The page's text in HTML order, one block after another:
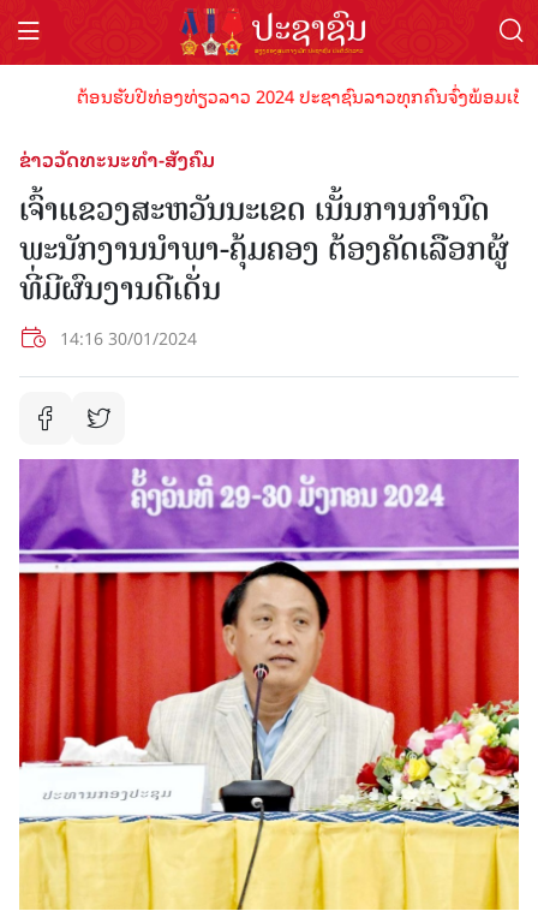
ຕ້ອນຮັບປີທ່ອງທ່ຽວລາວ 2024 ປະຊາຊົນລາວທຸກຄົນຈົ່ງພ້ອມເປັນ
ຂ່າວວັດທະນະທຳ-ສັງຄົມ
ເຈົ້າແຂວງສະຫວັນນະເຂດ ເນັ້ນການກຳນົດ
ພະນັກງານນໍາພາ-ຄຸ້ມຄອງ ຕ້ອງຄັດເລືອກຜູ້
ທີ່ມີຜົນງານດີເດັ່ນ
14:16 30/01/2024